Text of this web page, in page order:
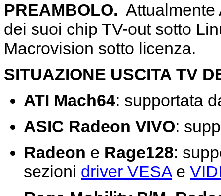
PREAMBOLO. Attualmente
dei suoi chip TV-out sotto
Macrovision sotto licenza.
SITUAZIONE USCITA TV
ATI Mach64: supportata
ASIC Radeon VIVO:
Radeon e Rage128:
sezioni driver VESAe